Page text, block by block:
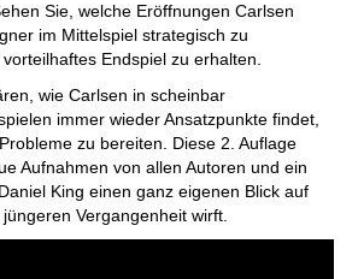
Sie, welche Eröffnungen Carlsen
im Mittelspiel strategisch zu
Endspiel zu erhalten.
wie Carlsen in scheinbar
immer wieder Ansatzpunkte findet,
zu bereiten. Diese 2. Auflage
Aufnahmen von allen Autoren und ein
King einen ganz eigenen Blick auf
Vergangenheit wirft.